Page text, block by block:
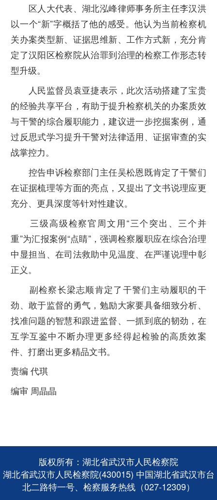
区人大代表、湖北泓峰律师事务所主任李汉洪
以一个“新”字概括了他的感受。他认为当前检察机
关办案类型新、证据思维新、工作方式新，充分肯
定了汉阳区检察院从治罪到治理的检察工作形态转
型升级。
人民监督员袁亚捷表示，此次活动搭建了宝贵
的经验共享平台，有助于提升检察机关的办案质效
与干警的综合履职能力，建议进一步挖掘案例，通
过反思式学习提升干警对法律适用、证据审查的实
战掌控力。
控告申诉检察部门主任吴松恩既肯定了干警们
在证据梳理等方面的亮点，又提出了文书说理应更
充分、更具深度等针对性建议。
三级高级检察官周文用“三个突出、三个并
重”为汇报案例“点睛”，强调检察履职应在综合治理
中显担当、在司法救助中见温度、在严谨说理中彰
正义。
副检察长梁志顺肯定了干警们主动履职的干
劲、敢于监督的勇气，勉励大家要具备细致分析、
找准问题的智慧和跟进监督、一抓到底的韧劲，在
互学互鉴中不断办理更多经得起检验的高质效案
件、打磨出更多精品文书。
责编 代琪
编审 周晶晶
版权所有：湖北省武汉市人民检察院
湖北省武汉市人民检察院(430015) 中国湖北省武汉市台
北二路特一号、检察服务热线（027-12309）